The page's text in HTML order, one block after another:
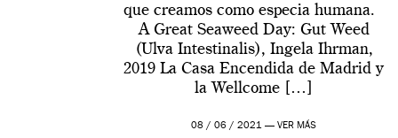
que creamos como especia humana.
A Great Seaweed Day: Gut Weed
(Ulva Intestinalis), Ingela Ihrman,
2019 La Casa Encendida de Madrid y
la Wellcome […]
08 / 06 / 2021 —VER MÁS